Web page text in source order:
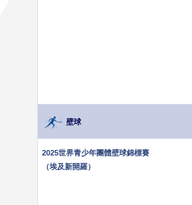
壁球
2025世界青少年團體壁球錦標賽
（埃及新開羅）